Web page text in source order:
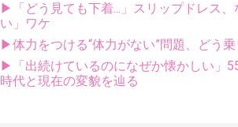
▶「どう見ても下着...」スリップドレス
い」ワケ
▶体力をつける“体力がない”問題、どう
▶「出続けているのになぜか懐かしい」
時代と現在の変貌を辿る